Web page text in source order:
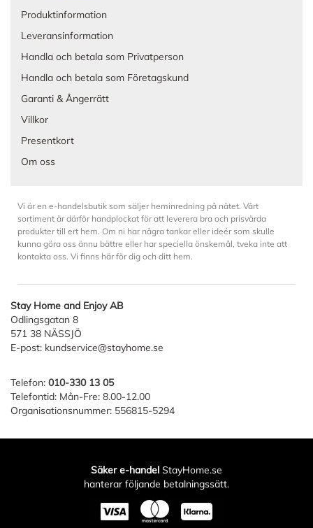
Produktinformation
Leveransinformation
Handla och betala som Privatperson
Handla och betala som Företagskund
Garanti & Ångerrätt
Villkor
Presentkort
Om oss
Vi är en e-handelsbutik som säljer heminredning på nätet. Vårt
sortiment är därför handplockat för att leverera bra och prisvärda
produkter till ert hem. Om ni har några tankar eller ideér som skulle
kunna göra oss ännu bättre eller har speciella önskemål, tveka inte att
kontakta oss. Vi finns här för dig och ditt hem.
Stay Home and Enjoy AB
Odlingsgatan 8
571 38 NÄSSJÖ
E-post: kundservice@stayhome.se
Telefon: 010-330 13 05
Telefontid: Mån-Fre: 8.00-12.00
Organisationsnummer: 556815-5294
Säker e-handel StayHome.se
hanterar följande betalningssätt.